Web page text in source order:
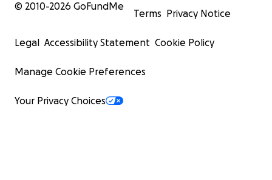
© 2010-2026 GoFundMe
Terms Privacy Notice
Legal Accessibility Statement Cookie Policy
Manage Cookie Preferences
Your Privacy Choices